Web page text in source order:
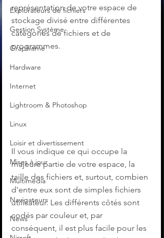
Explorateurs de fichiers
Gestion Système
Graphisme
Hardware
Internet
Lightroom & Photoshop
Linux
Loisir et divertissement
Mises à jour
Multimedia
Navigateurs
News
représentation de votre espace de
stockage divisé entre différentes
catégories de fichiers et de
programmes.
Il vous indique ce qui occupe la
majeure partie de votre espace, la
taille des fichiers et, surtout, combien
d'entre eux sont de simples fichiers
utilisateur. Les différents côtés sont
codés par couleur et, par
conséquent, il est plus facile pour les